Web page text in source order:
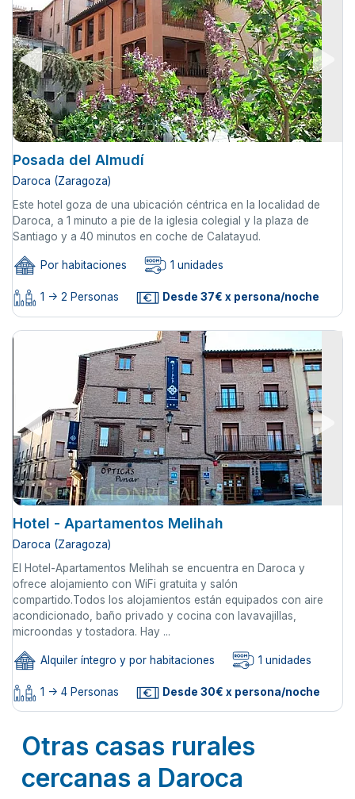
Posada del Almudí
Daroca (Zaragoza)
Este hotel goza de una ubicación céntrica en la localidad de
Daroca, a 1 minuto a pie de la iglesia colegial y la plaza de
Santiago y a 40 minutos en coche de Calatayud.
Por habitaciones 1 unidades
1 -> 2 Personas Desde 37€ x persona/noche
Hotel - Apartamentos Melihah
Daroca (Zaragoza)
El Hotel-Apartamentos Melihah se encuentra en Daroca y
ofrece alojamiento con WiFi gratuita y salón
compartido.Todos los alojamientos están equipados con aire
acondicionado, baño privado y cocina con lavavajillas,
microondas y tostadora. Hay ...
Alquiler íntegro y por habitaciones 1 unidades
1 -> 4 Personas Desde 30€ x persona/noche
Otras casas rurales
cercanas a Daroca